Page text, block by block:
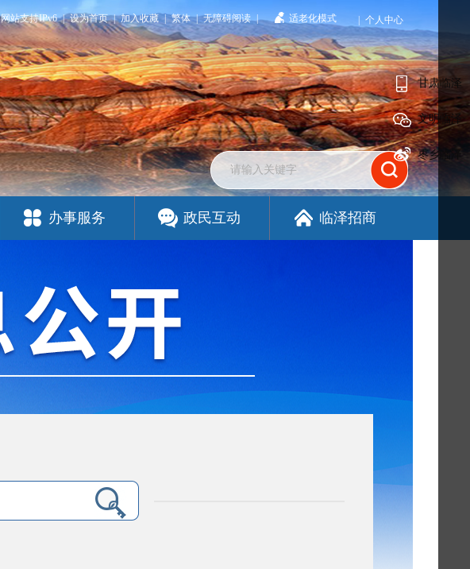
网站支持IPv6 | 设为首页 | 加入收藏 | 繁体 | 无障碍阅读 | 适老化模式 个人中心
办事服务 政民互动 临泽招商
甘肃临泽
文明临泽
枣乡临泽